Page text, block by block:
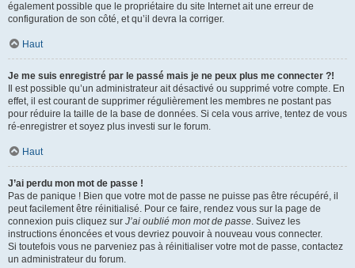
également possible que le propriétaire du site Internet ait une erreur de
configuration de son côté, et qu’il devra la corriger.
Haut
Je me suis enregistré par le passé mais je ne peux plus me connecter ?!
Il est possible qu’un administrateur ait désactivé ou supprimé votre compte. En
effet, il est courant de supprimer régulièrement les membres ne postant pas
pour réduire la taille de la base de données. Si cela vous arrive, tentez de vous
ré-enregistrer et soyez plus investi sur le forum.
Haut
J’ai perdu mon mot de passe !
Pas de panique ! Bien que votre mot de passe ne puisse pas être récupéré, il
peut facilement être réinitialisé. Pour ce faire, rendez vous sur la page de
connexion puis cliquez sur J’ai oublié mon mot de passe. Suivez les
instructions énoncées et vous devriez pouvoir à nouveau vous connecter.
Si toutefois vous ne parveniez pas à réinitialiser votre mot de passe, contactez
un administrateur du forum.